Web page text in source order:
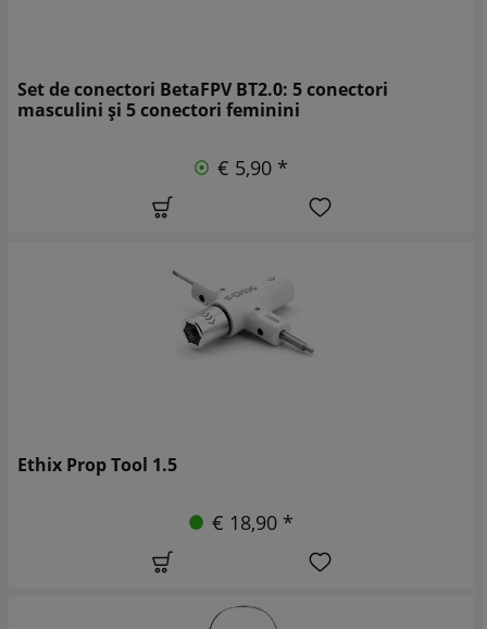
Set de conectori BetaFPV BT2.0: 5 conectori
masculini și 5 conectori feminini
€ 5,90 *
Ethix Prop Tool 1.5
€ 18,90 *